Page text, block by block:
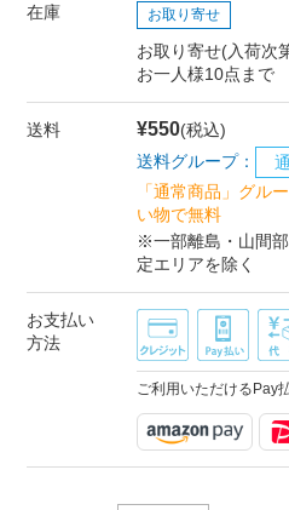
在庫 お取り寄せ
お取り寄せ(入荷次
お一人様10点まで
送料 ¥550(税込)
送料グループ：
「通常商品」グル
い物で無料
※一部離島・山間
定エリアを除く
お支払い
方法
ご利用いただけるPay